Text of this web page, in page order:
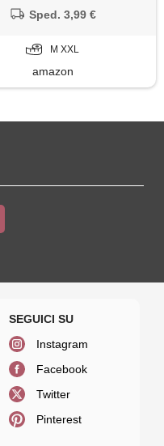
Sped. 3,99 €
M XXL
amazon
Instagram
Facebook
Twitter
Pinterest